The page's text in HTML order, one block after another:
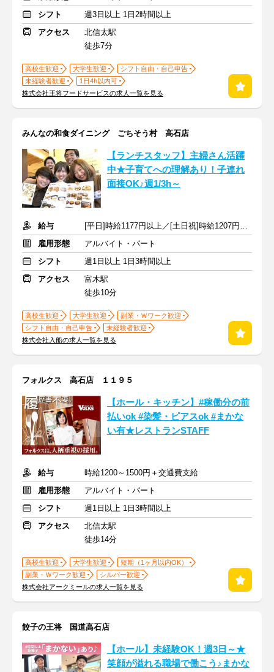
シフト
週3日以上 1日2時間以上
アクセス
北信太駅
徒歩7分
高校生歓迎 大学生歓迎
シフト自由・自己申告
未経験者歓迎
1日4h以内可
株式会社王将フードサービスの求人一覧を見る
みんなの和食ダイニング ごちそう村 高石店
【ランチスタッフ】主婦さん活躍
中★子育てへの理解あり！子連れ
面接OK♪週1/3h～
給与
[平日]時給1177円以上／[土日祝]時給1207円以上+交通費支給
雇用形態
アルバイト・パート
シフト
週1日以上 1日3時間以上
アクセス
富木駅
徒歩10分
高校生歓迎 大学生歓迎
副業・Ｗワーク歓迎
シフト自由・自己申告
未経験者歓迎
株式会社入船の求人一覧を見る
フォルクス 高石店 １１９５
【ホール・キッチン】#稼働分の前
払いok #染髪・ピアスok #まかな
い有★レストランSTAFF
給与
時給1200～1500円＋交通費支給
雇用形態
アルバイト・パート
シフト
週1日以上 1日3時間以上
アクセス
北信太駅
徒歩14分
高校生歓迎 大学生歓迎
短期（1ヶ月以内OK）
副業・Ｗワーク歓迎
シルバー歓迎
株式会社アークミールの求人一覧を見る
餃子の王将 国道高石店
【ホール】未経験OK！週3日～★
笑顔が溢れる職場で働こう♪まかな